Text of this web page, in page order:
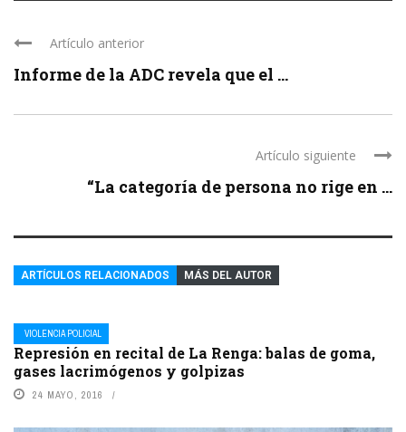
Artículo anterior
Informe de la ADC revela que el ...
Artículo siguiente
“La categoría de persona no rige en ...
ARTÍCULOS RELACIONADOS MÁS DEL AUTOR
VIOLENCIA POLICIAL
Represión en recital de La Renga: balas de goma,
gases lacrimógenos y golpizas
24 MAYO, 2016